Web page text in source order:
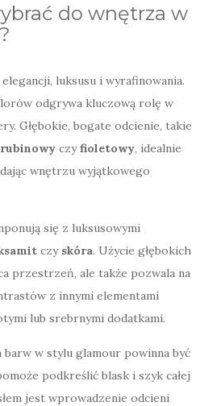
do wnętrza w
luksusu i wyrafinowania.
odgrywa kluczową rolę w
Głębokie, bogate odcienie, takie
rubinowy czyfioletowy, idealnie
wnętrzu wyjątkowego
się z luksusowymi
czy skóra. Użycie głębokich
przestrzeń, ale także pozwala na
z innymi elementami
lub srebrnymi dodatkami.
barw w stylu glamour powinna być
podkreślić blask i szyk całej
jest wprowadzenie odcieni